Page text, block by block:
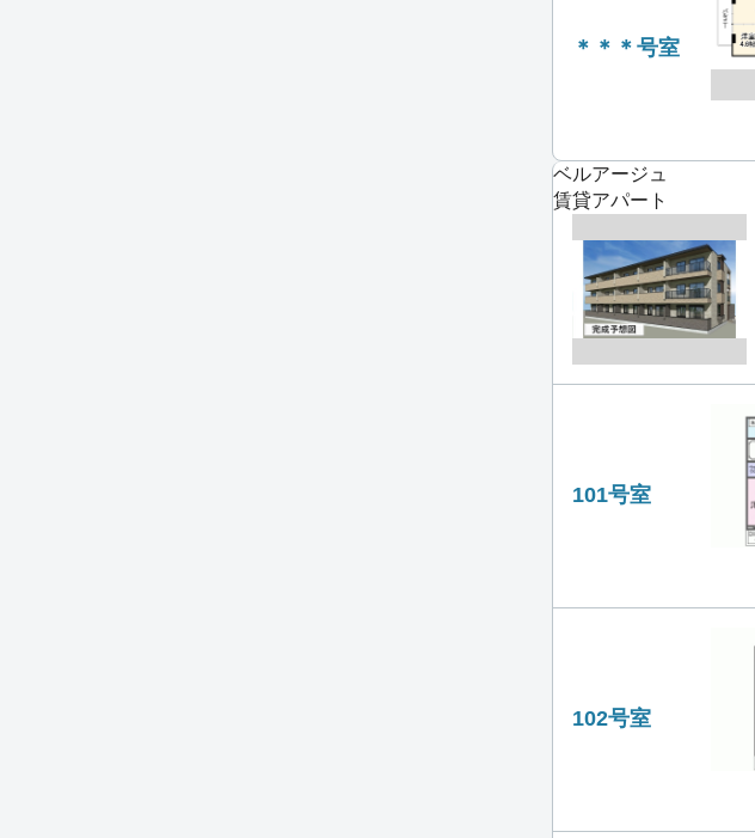
＊＊＊号室
ベルアージュ
賃貸アパート
101号室
102号室